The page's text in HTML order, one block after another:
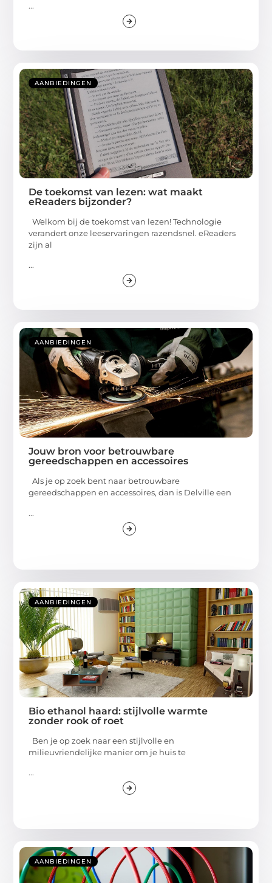
...
AANBIEDINGEN
De toekomst van lezen: wat maakt
eReaders bijzonder?
Welkom bij de toekomst van lezen! Technologie
verandert onze leeservaringen razendsnel. eReaders
zijn al
...
AANBIEDINGEN
Jouw bron voor betrouwbare
gereedschappen en accessoires
Als je op zoek bent naar betrouwbare
gereedschappen en accessoires, dan is Delville een
...
AANBIEDINGEN
Bio ethanol haard: stijlvolle warmte
zonder rook of roet
Ben je op zoek naar een stijlvolle en
milieuvriendelijke manier om je huis te
...
AANBIEDINGEN